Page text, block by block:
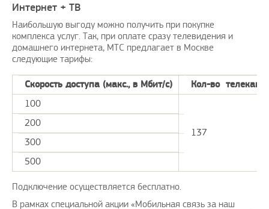
Интернет + ТВ
Наибольшую выгоду можно получить при покупке
комплекса услуг. Так, при оплате сразу телевидения и
домашнего интернета, МТС предлагает в Москве
следующие тарифы:
Скорость доступа (макс., в Мбит/с)
Кол-во
100
137
200
300
500
Подключение осуществляется бесплатно.
В рамках специальной акции «Мобильная связь за наш